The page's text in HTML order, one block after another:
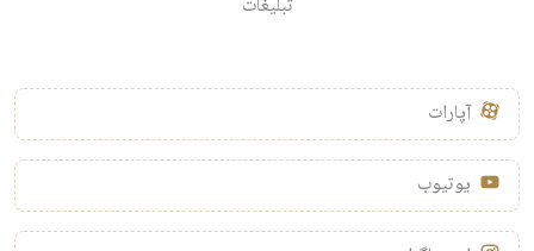
تبلیغات
آپارات
یوتیوب